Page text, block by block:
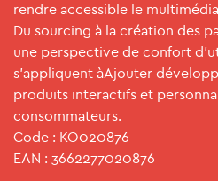
rendre accessible le
Du sourcing à la création des
une perspective de confort
s’appliquent àAjouter
produits interactifs et
consommateurs.
Code : KO020876
EAN : 3662277020876